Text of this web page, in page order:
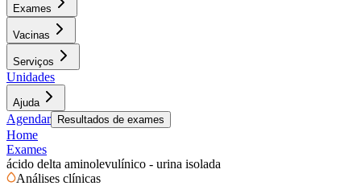
Exames
Vacinas
Serviços
Unidades
Ajuda
Agendar Resultados de exames
Home
Exames
ácido delta aminolevulínico - urina isolada
Análises clínicas